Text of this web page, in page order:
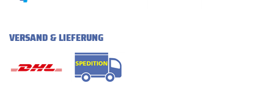
VERSAND & LIEFERUNG